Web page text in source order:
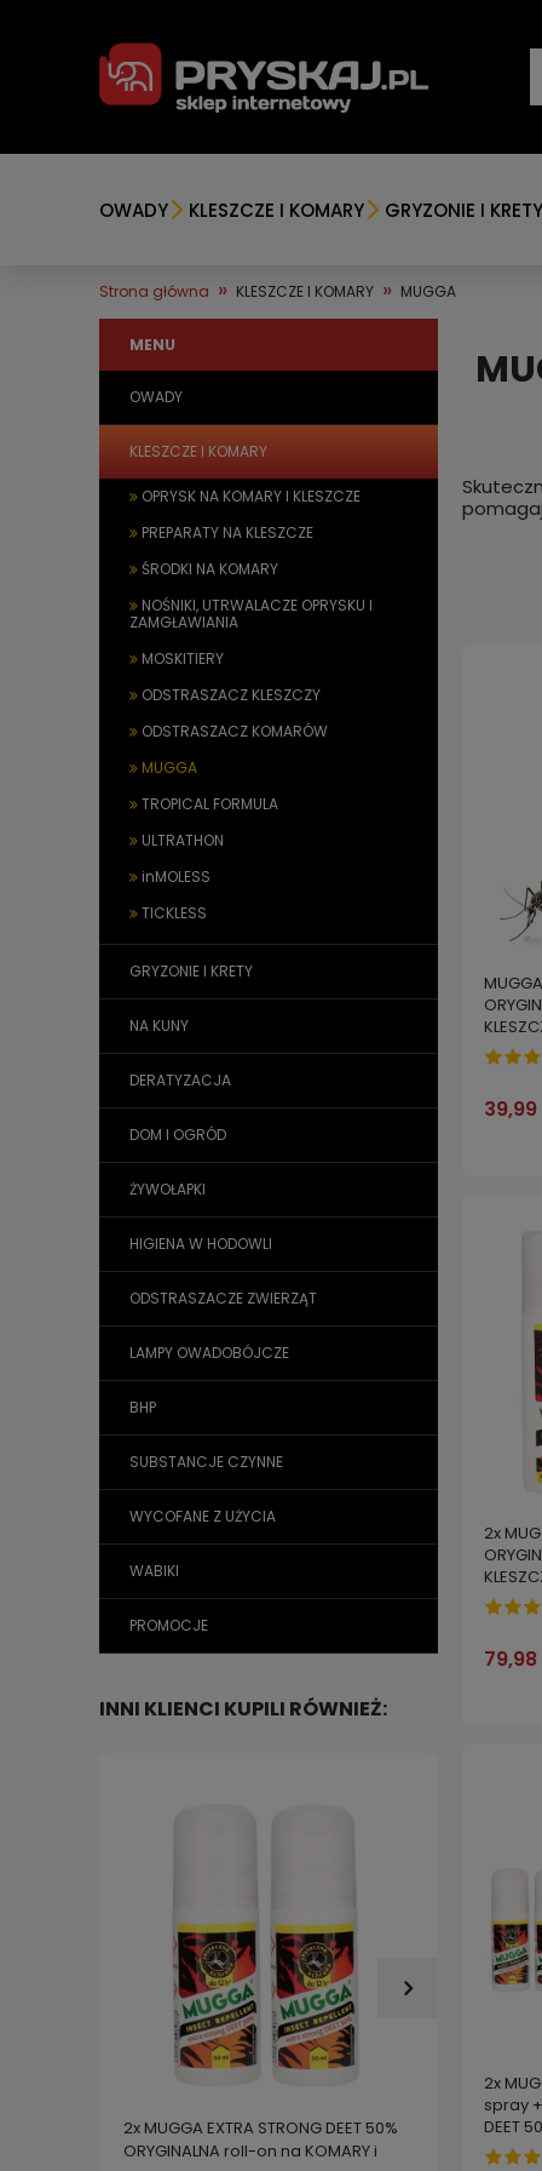
OWADY KLESZCZE I KOMARY GRYZONIE I KRETY
Strona główna » KLESZCZE I KOMARY » MUGGA
MENU
OWADY
KLESZCZE I KOMARY
OPRYSK NA KOMARY I KLESZCZE
PREPARATY NA KLESZCZE
ŚRODKI NA KOMARY
NOŚNIKI, UTRWALACZE OPRYSKU I
ZAMGŁAWIANIA
MOSKITIERY
ODSTRASZACZ KLESZCZY
ODSTRASZACZ KOMARÓW
MUGGA
TROPICAL FORMULA
ULTRATHON
inMOLESS
TICKLESS
GRYZONIE I KRETY
NA KUNY
DERATYZACJA
DOM I OGRÓD
ŻYWOŁAPKI
HIGIENA W HODOWLI
ODSTRASZACZE ZWIERZĄT
LAMPY OWADOBÓJCZE
BHP
SUBSTANCJE CZYNNE
WYCOFANE Z UŻYCIA
WABIKI
PROMOCJE
INNI KLIENCI KUPILI RÓWNIEŻ:
2x MUGGA EXTRA STRONG DEET 50%
ORYGINALNA roll-on na KOMARY i
2x
39,99
2x
79,98
2x
spray +
DEET
DEET